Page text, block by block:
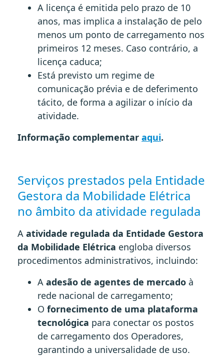
A licença é emitida pelo prazo de 10
anos, mas implica a instalação de pelo
menos um ponto de carregamento nos
primeiros 12 meses. Caso contrário, a
licença caduca;
Está previsto um regime de
comunicação prévia e de deferimento
tácito, de forma a agilizar o início da
atividade.
Informação complementar aqui.
Serviços prestados pela Entidade
Gestora da Mobilidade Elétrica
no âmbito da atividade regulada
A atividade regulada da Entidade Gestora
da Mobilidade Elétrica engloba diversos
procedimentos administrativos, incluindo:
A adesão de agentes de mercado à
rede nacional de carregamento;
O fornecimento de uma plataforma
tecnológica para conectar os postos
de carregamento dos Operadores,
garantindo a universalidade de uso.